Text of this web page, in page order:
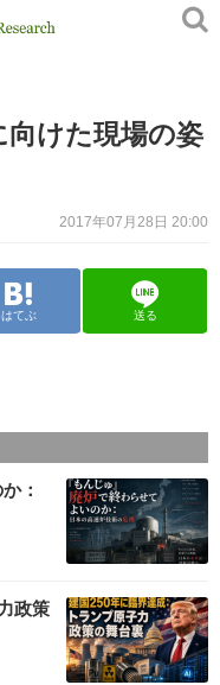
向けた現場の姿
2017年07月28日 20:00
はてぶ 送る
：
政策